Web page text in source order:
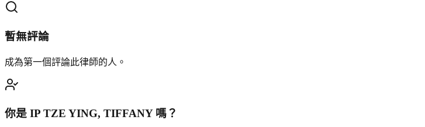
暫無評論
成為第一個評論此律師的人。
你是 IP TZE YING, TIFFANY嗎？